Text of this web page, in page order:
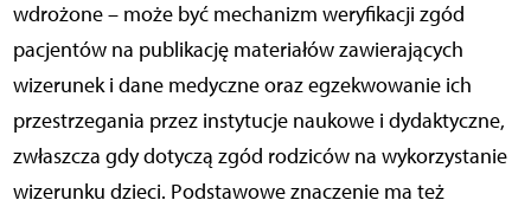
wdrożone – może być mechanizm weryfikacji zgód
pacjentów na publikację materiałów zawierających
wizerunek i dane medyczne oraz egzekwowanie ich
przestrzegania przez instytucje naukowe i dydaktyczne,
zwłaszcza gdy dotyczą zgód rodziców na wykorzystanie
wizerunku dzieci. Podstawowe znaczenie ma też